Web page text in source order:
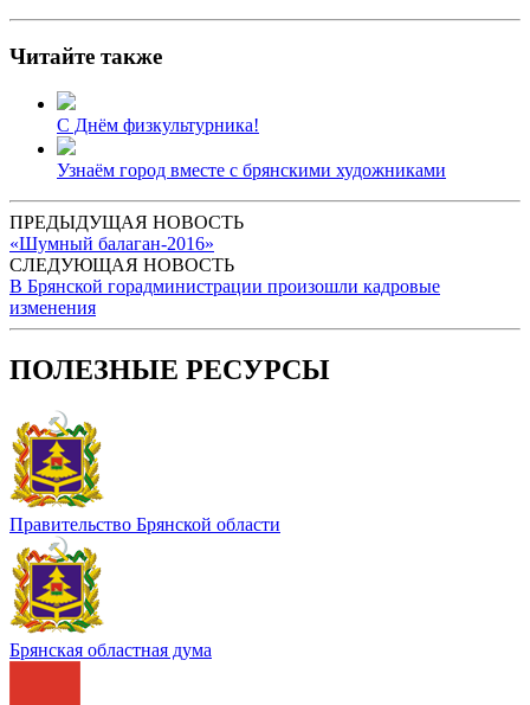
Читайте также
С Днём физкультурника!
Узнаём город вместе с брянскими художниками
ПРЕДЫДУЩАЯ НОВОСТЬ
«Шумный балаган-2016»
СЛЕДУЮЩАЯ НОВОСТЬ
В Брянской горадминистрации произошли кадровые
изменения
ПОЛЕЗНЫЕ РЕСУРСЫ
Правительство Брянской области
Брянская областная дума